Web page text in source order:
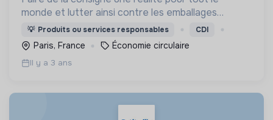
monde et lutter ainsi contre les emballages
jetables à usage unique !
💡 Produits ou services responsables CDI
Paris, France Économie circulaire
Il y a 3 ans